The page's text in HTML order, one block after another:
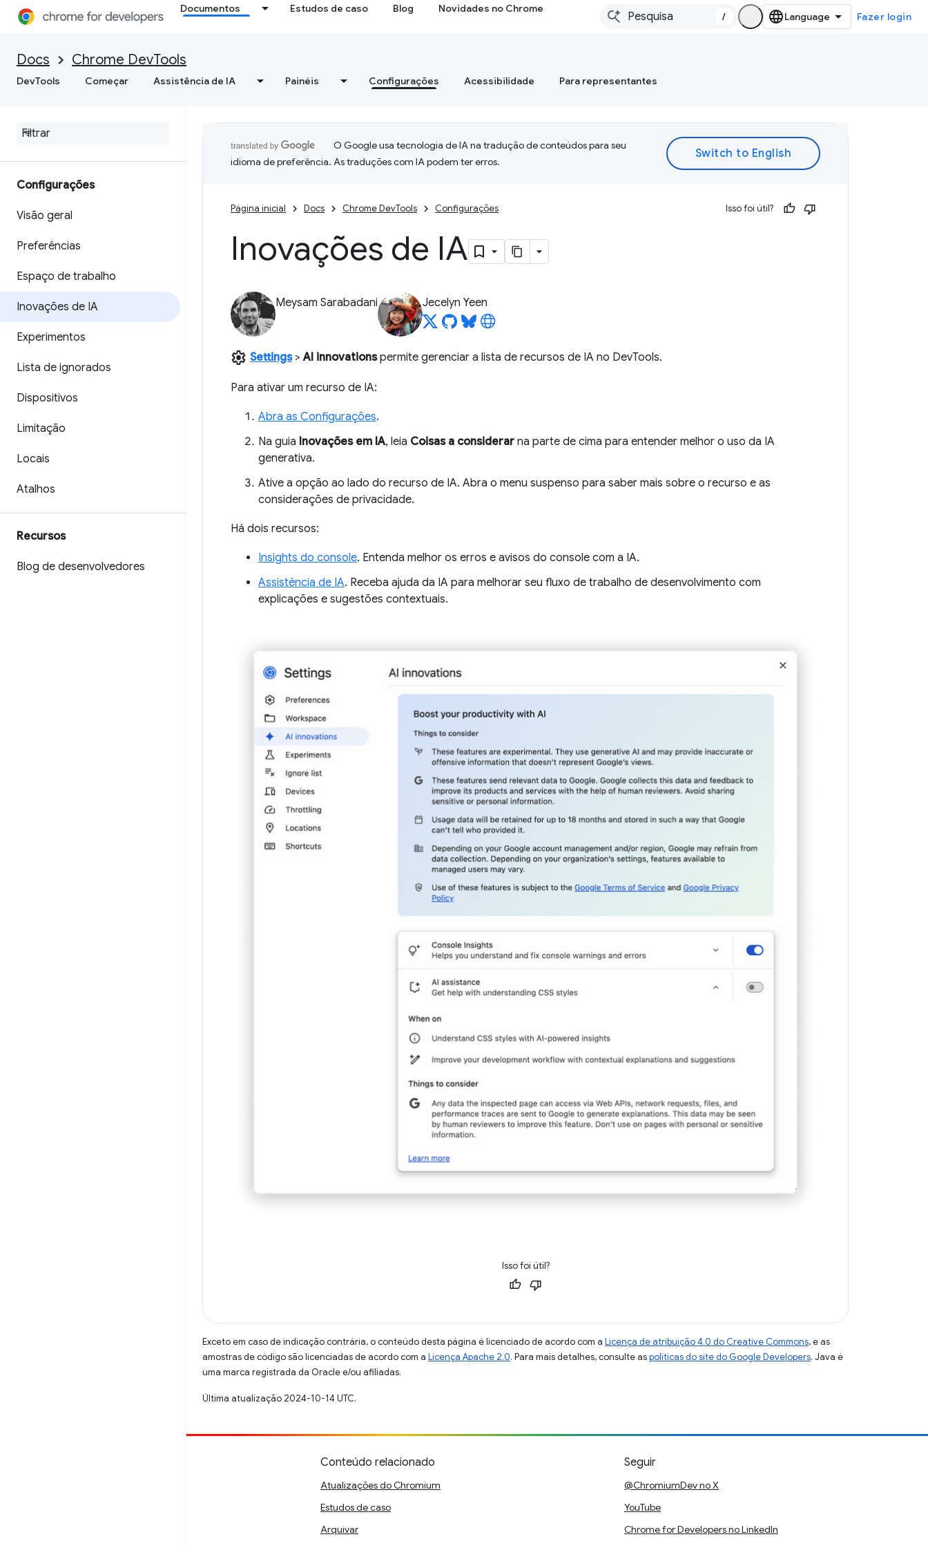
Documentos Estudos de caso Blog Novidades no Chrome
/ Fazer login
Docs Chrome DevTools
DevTools Começar Assistência de IA Painéis Configurações Acessibilidade Para representantes
Configurações
Visão geral
Preferências
Espaço de trabalho
Inovações de IA
Experimentos
Lista de ignorados
Dispositivos
Limitação
Locais
Atalhos
Recursos
Blog de desenvolvedores
O Google usa tecnologia de IA na tradução de conteúdos para seu
idioma de preferência. As traduções com IA podem ter erros.
Página inicial Docs Chrome DevTools Configurações Isso foi útil?
Inovações de IA
Meysam Sarabadani Jecelyn Yeen
settings Settings>AI innovationspermite gerenciar a lista de recursos de IA no DevTools.
Para ativar um recurso de IA:
Abra as Configurações.
Na guia Inovações em IA, leia Coisas a considerar na parte de cima para entender melhor o uso da IA
generativa.
Ative a opção ao lado do recurso de IA. Abra o menu suspenso para saber mais sobre o recurso e as
considerações de privacidade.
Há dois recursos:
Insights do console. Entenda melhor os erros e avisos do console com a IA.
Assistência de IA. Receba ajuda da IA para melhorar seu fluxo de trabalho de desenvolvimento com
explicações e sugestões contextuais.
Isso foi útil?
Exceto em caso de indicação contrária, o conteúdo desta página é licenciado de acordo com a Licença de atribuição 4.0 do Creative Commons, e as
amostras de código são licenciadas de acordo com a Licença Apache 2.0. Para mais detalhes, consulte aspolíticas do site do Google Developers. Java é
uma marca registrada da Oracle e/ou afiliadas.
Última atualização 2024-10-14 UTC.
Conteúdo relacionado
Atualizações do Chromium
Estudos de caso
Arquivar
Seguir
@ChromiumDev no X
YouTube
Chrome for Developers no LinkedIn